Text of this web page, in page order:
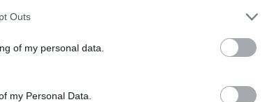
Outs
of my personal data.
my Personal Data.
povahy tu s námi budou i nadále.
soustrast rodině i jeho krajanům